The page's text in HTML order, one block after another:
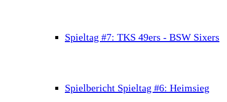
Spieltag #7: TKS 49ers - BSW Sixers
Spielbericht Spieltag #6: Heimsieg